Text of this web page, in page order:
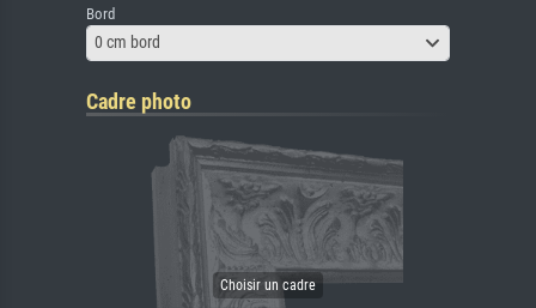
Bord
0 cm bord
Cadre photo